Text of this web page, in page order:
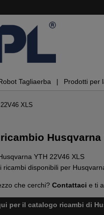
Tagliaerba Prodotti per
XLS
Husqvarna
YTH 22V46 XLS
ricambi disponibili per
che cerchi? Contattaci e ti
per il catalogo ricambi di